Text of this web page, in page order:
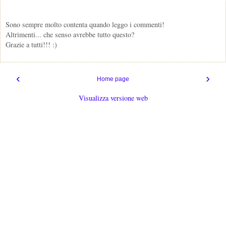
Sono sempre molto contenta quando leggo i commenti!
Altrimenti... che senso avrebbe tutto questo?
Grazie a tutti!!! :)
‹ ›
Home page
Visualizza versione web